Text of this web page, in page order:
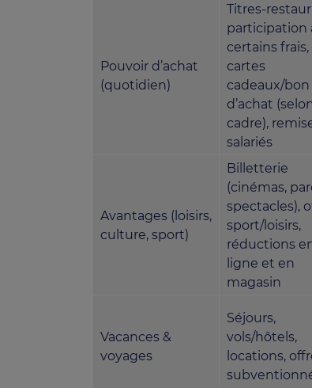
Pouvoir d’achat
(quotidien)
Titres-
participation
certains frais,
cartes
cadeaux/bon
d’achat
cadre),
salariés
Avantages (loisirs,
culture, sport)
Billetterie
(cinémas,
spectacles),
sport/loisirs,
réductions
ligne et en
magasin
Vacances &
voyages
Séjours,
vols/hôtels,
locations,